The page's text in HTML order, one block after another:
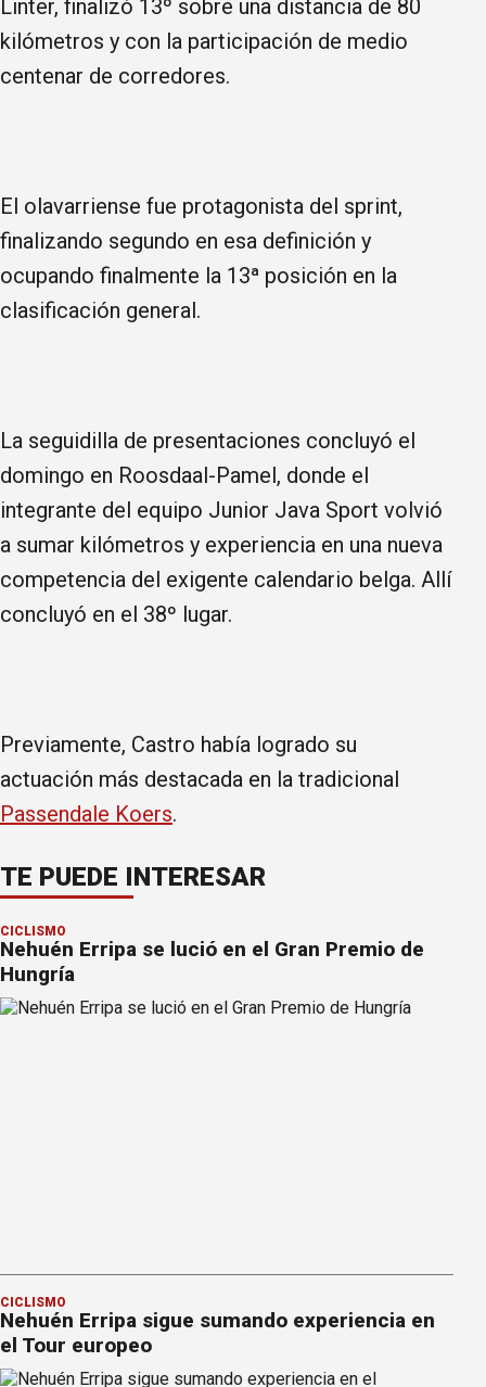
Linter, finalizó 13º sobre una distancia de 80
kilómetros y con la participación de medio
centenar de corredores.
El olavarriense fue protagonista del sprint,
finalizando segundo en esa definición y
ocupando finalmente la 13ª posición en la
clasificación general.
La seguidilla de presentaciones concluyó el
domingo en Roosdaal-Pamel, donde el
integrante del equipo Junior Java Sport volvió
a sumar kilómetros y experiencia en una nueva
competencia del exigente calendario belga. Allí
concluyó en el 38º lugar.
Previamente, Castro había logrado su
actuación más destacada en la tradicional
Passendale Koers.
TE PUEDE INTERESAR
CICLISMO
Nehuén Erripa se lució en el Gran Premio de
Hungría
CICLISMO
Nehuén Erripa sigue sumando experiencia en
el Tour europeo